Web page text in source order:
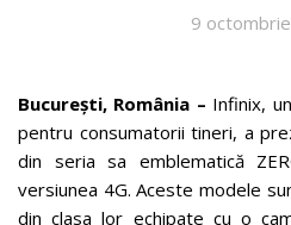
9
București, România – Infinix,
pentru consumatorii tineri, a
din seria sa emblematică
versiunea 4G. Aceste modele
din clasa lor echipate cu o